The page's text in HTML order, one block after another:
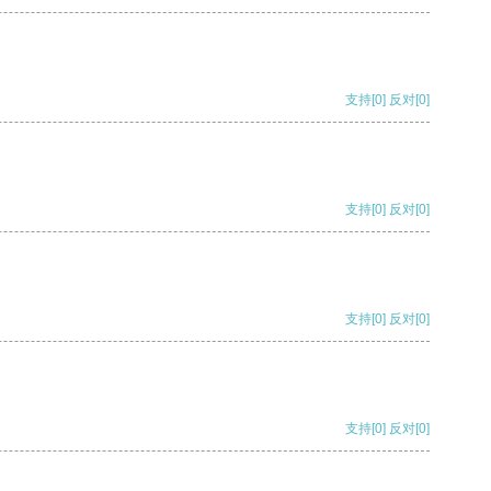
支持[0] 反对[0]
支持[0] 反对[0]
支持[0] 反对[0]
支持[0] 反对[0]